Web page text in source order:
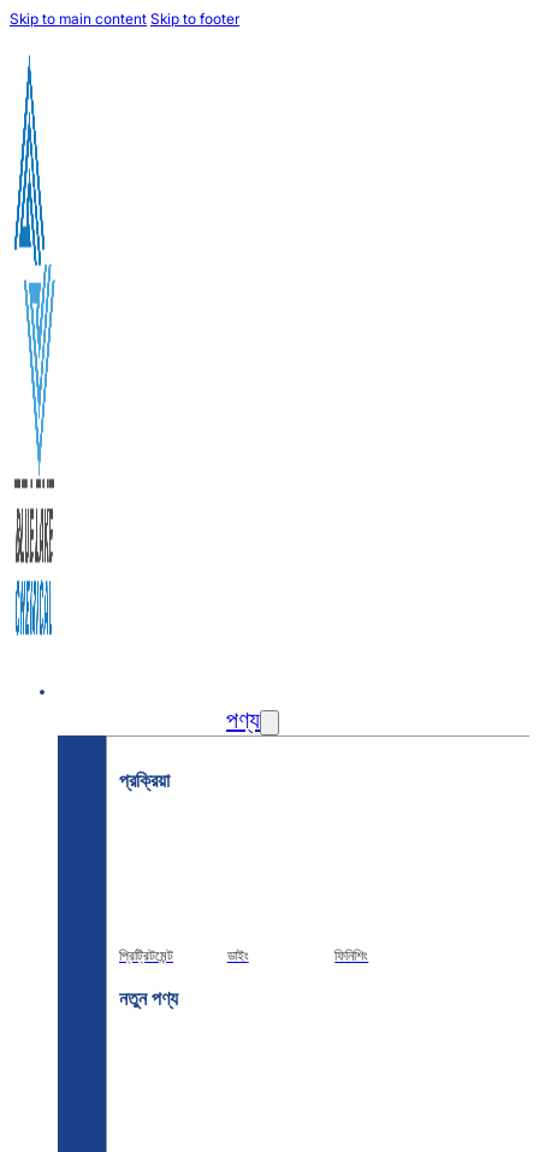
Skip to main content Skip to footer
পণ্য
প্রক্রিয়া
প্রিট্রিটমেন্ট ডাইং ফিনিশিং
নতুন পণ্য